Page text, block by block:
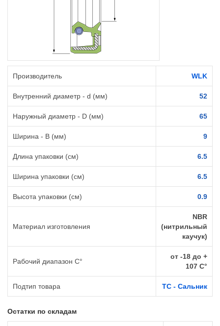
Производитель WLK
Внутренний диаметр - d (мм) 52
Наружный диаметр - D (мм) 65
Ширина - B (мм) 9
Длина упаковки (см) 6.5
Ширина упаковки (см) 6.5
Высота упаковки (см) 0.9
Материал изготовления
NBR
(нитрильный
каучук)
Рабочий диапазон C°
от -18 до +
107 C°
Подтип товара TC - Сальник
Остатки по складам